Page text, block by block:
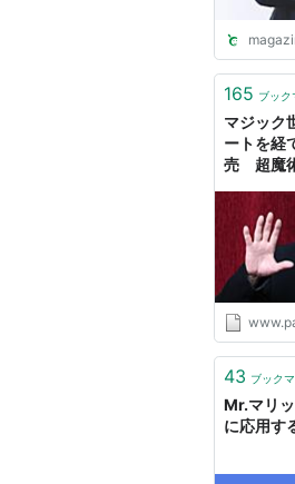
165 ブック
マジック
ートを経
売 超魔
リア】パ
ント
43 ブック
Mr.マリ
に応用す